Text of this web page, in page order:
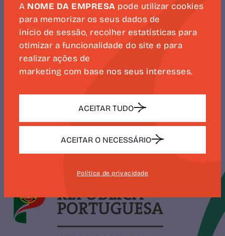
NEWSLETTER
CAMÕES 500
SUBSCREVER
A NOME DA EMPRESA pode utilizar cookies
para memorizar os seus dados de
início de sessão, recolher estatísticas para
otimizar a funcionalidade do site e para
realizar ações de
marketing com base nos seus interesses.
ACEITAR TUDO
ACEITAR O NECESSÁRIO
Política de privacidade